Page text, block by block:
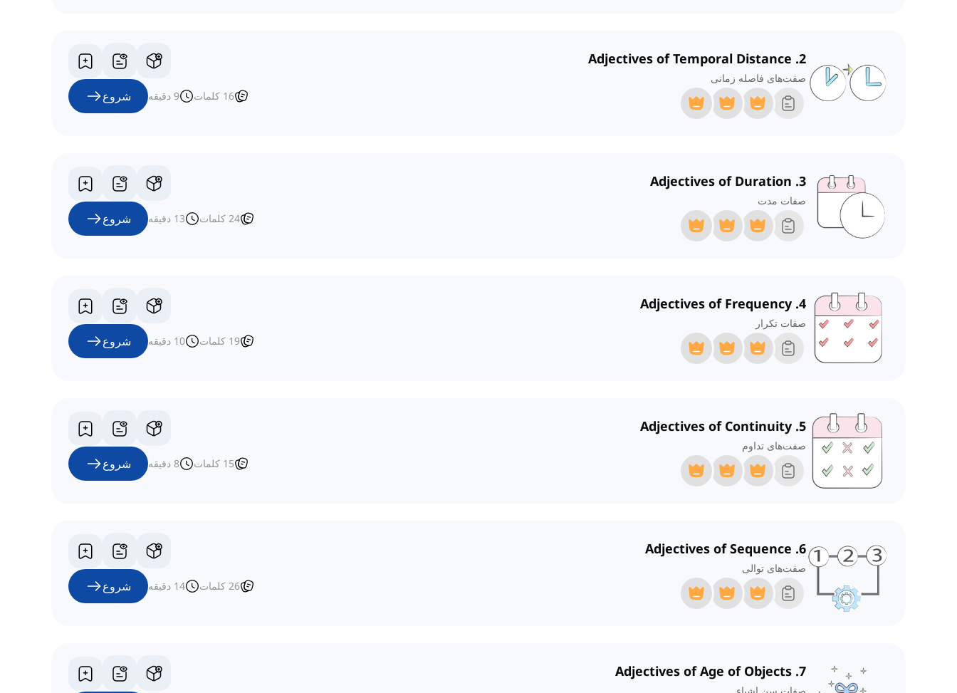
2. Adjectives of Temporal Distance
صفت‌های فاصله زمانی
16 کلمات 9 دقیقه شروع
3. Adjectives of Duration
صفات مدت
24 کلمات 13 دقیقه شروع
4. Adjectives of Frequency
صفات تکرار
19 کلمات 10 دقیقه شروع
5. Adjectives of Continuity
صفت‌های تداوم
15 کلمات 8 دقیقه شروع
6. Adjectives of Sequence
صفت‌های توالی
26 کلمات 14 دقیقه شروع
7. Adjectives of Age of Objects